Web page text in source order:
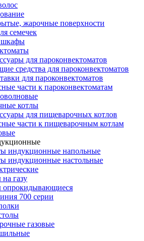
жарочные поверхности
семечек
для пароконвектоматов
средства для пароконвектоматов
для пароконвектоматов
части к пароконвектоматам
котлы
для пищеварочных котлов
части к пищеварочным котлам
индукционные напольные
индукционные настольные
газу
опрокидывающиеся
700 серии
газовые